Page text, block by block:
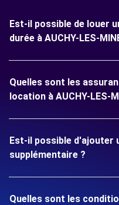
Est-il possible de louer
durée à AUCHY-LES-
Quelles sont les
location à AUCHY-LES-
Est-il possible d'ajouter
supplémentaire ?
Quelles sont les